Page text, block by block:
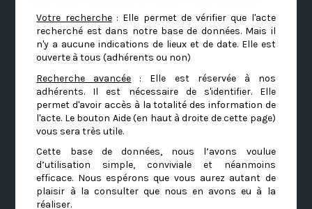
Votre recherche: Elle permet de vérifier que l'acte
recherché est dans notre base de données. Mais il
n'y a aucune indications de lieux et de date. Elle est
ouverte à tous (adhérents ou non)
Recherche avancée : Elle est réservée à nos
adhérents. Il est nécessaire de s'identifier. Elle
permet d'avoir accès à la totalité des information de
l'acte. Le bouton Aide (en haut à droite de cette page)
vous sera très utile.
Cette base de données, nous l’avons voulue
d’utilisation simple, conviviale et néanmoins
efficace. Nous espérons que vous aurez autant de
plaisir à la consulter que nous en avons eu à la
réaliser.